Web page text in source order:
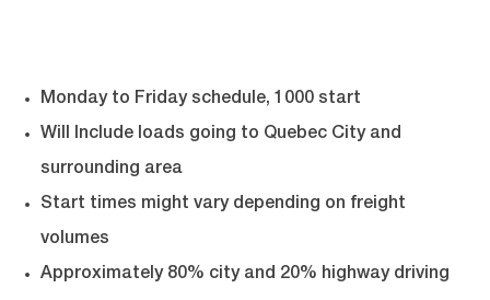
Monday to Friday schedule, 1000 start
Will Include loads going to Quebec City and
surrounding area
Start times might vary depending on freight
volumes
Approximately 80% city and 20% highway driving